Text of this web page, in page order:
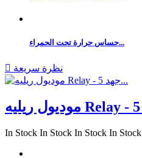
حساس حرارة تحت الحمراء...
 نظرة سريعة
In Stock In Stock In Stock In Stock